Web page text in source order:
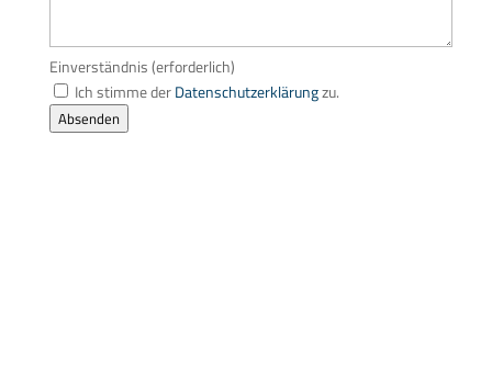
Einverständnis(erforderlich)
Ich stimme derDatenschutzerklärungzu.
Absenden